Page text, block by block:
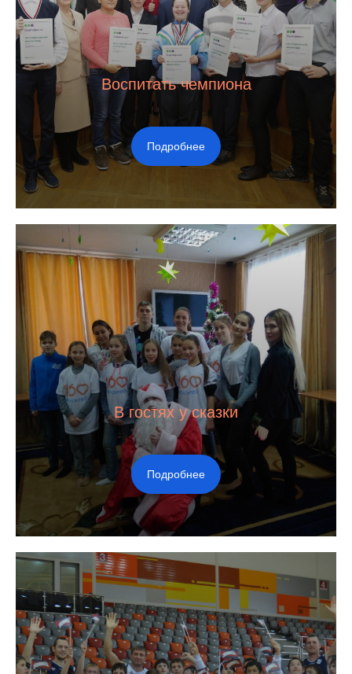
Воспитать чемпиона
Подробнее
В гостях у сказки
Подробнее